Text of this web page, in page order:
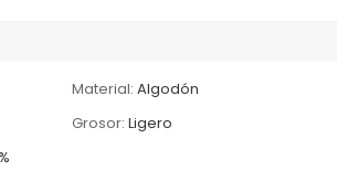
Material: Algodón
Grosor: Ligero